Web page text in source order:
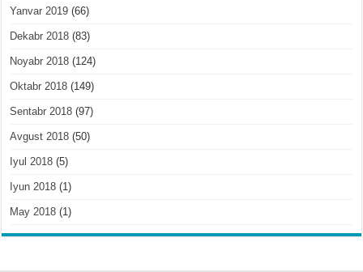
Yanvar 2019 (66)
Dekabr 2018 (83)
Noyabr 2018 (124)
Oktabr 2018 (149)
Sentabr 2018 (97)
Avgust 2018 (50)
Iyul 2018 (5)
Iyun 2018 (1)
May 2018 (1)